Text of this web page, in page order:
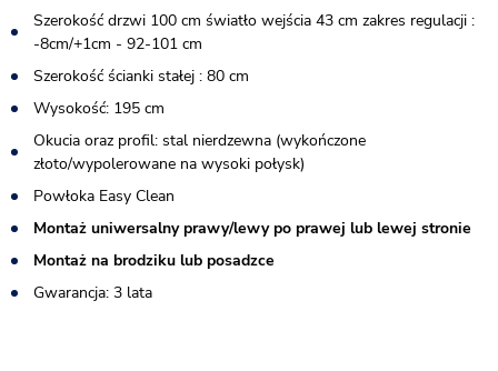
Szerokość drzwi 100 cm światło wejścia 43 cm zakres regulacji :
-8cm/+1cm - 92-101 cm
Szerokość ścianki stałej : 80 cm
Wysokość: 195 cm
Okucia oraz profil: stal nierdzewna (wykończone
złoto/wypolerowane na wysoki połysk)
Powłoka Easy Clean
Montaż uniwersalny prawy/lewy po prawej lub lewej stronie
Montaż na brodziku lub posadzce
Gwarancja: 3 lata